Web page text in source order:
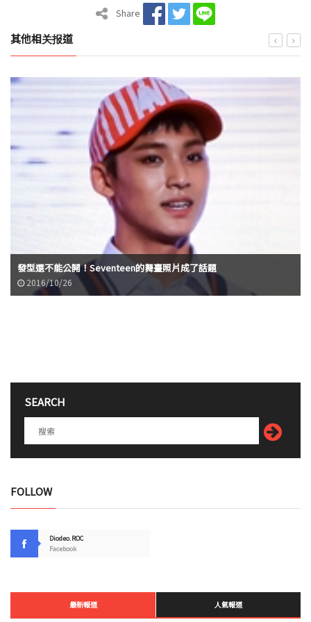
Share
其他相关报道
發型還不能公開！Seventeen的舞臺照片成了話題
2016/10/26
SEARCH
FOLLOW
Diodeo.ROC
Facebook
最新報道 人氣報道